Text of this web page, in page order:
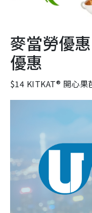
麥當勞優
優惠
$14 KITKAT® 開心果